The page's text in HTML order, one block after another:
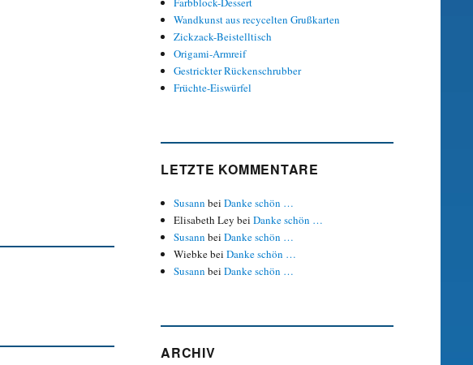
Wandkunst aus recycelten Grußkarten
Zickzack-Beistelltisch
Origami-Armreif
Gestrickter Rückenschrubber
Früchte-Eiswürfel
LETZTE KOMMENTARE
Susann beiDanke schön …
Elisabeth Ley beiDanke schön …
Susann beiDanke schön …
WiebkebeiDanke schön …
Susann beiDanke schön …
ARCHIV